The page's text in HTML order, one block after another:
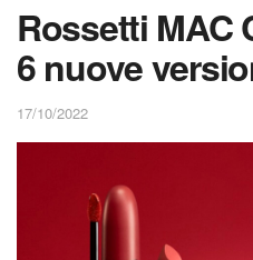
Rossetti MAC
6 nuove
17/10/2022